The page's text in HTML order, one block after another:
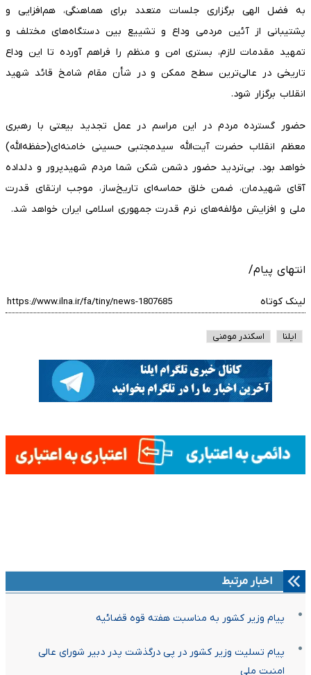
به فضل الهی برگزاری جلسات متعدد برای هماهنگی، هم‌افزایی و
پشتیبانی از آئین مردمی وداع و تشییع بین دستگاه‌های مختلف و
تمهید مقدمات لازم، بستری امن و منظم را فراهم آورده تا این وداع
تاریخی در عالی‌ترین سطح ممکن و در شأن مقام شامخ قائد شهید
انقلاب برگزار شود.
حضور گسترده مردم در این مراسم در عمل تجدید بیعتی با رهبری
معظم انقلاب حضرت آیت‌الله سیدمجتبی حسینی خامنه‌ای(حفظه‌الله)
خواهد بود. بی‌تردید حضور دشمن شکن شما مردم شهیدپرور و دلداده
آقای شهیدمان، ضمن خلق حماسه‌ای تاریخ‌ساز، موجب ارتقای قدرت
ملی و افزایش مؤلفه‌های نرم قدرت جمهوری اسلامی ایران خواهد شد.
انتهای پیام/
لینک کوتاه
ایلنا اسکندر مومنی
اخبار مرتبط
پیام وزیر کشور به مناسبت هفته قوه قضائیه
پیام تسلیت وزیر کشور در پی درگذشت پدر دبیر شورای عالی
امنیت ملی